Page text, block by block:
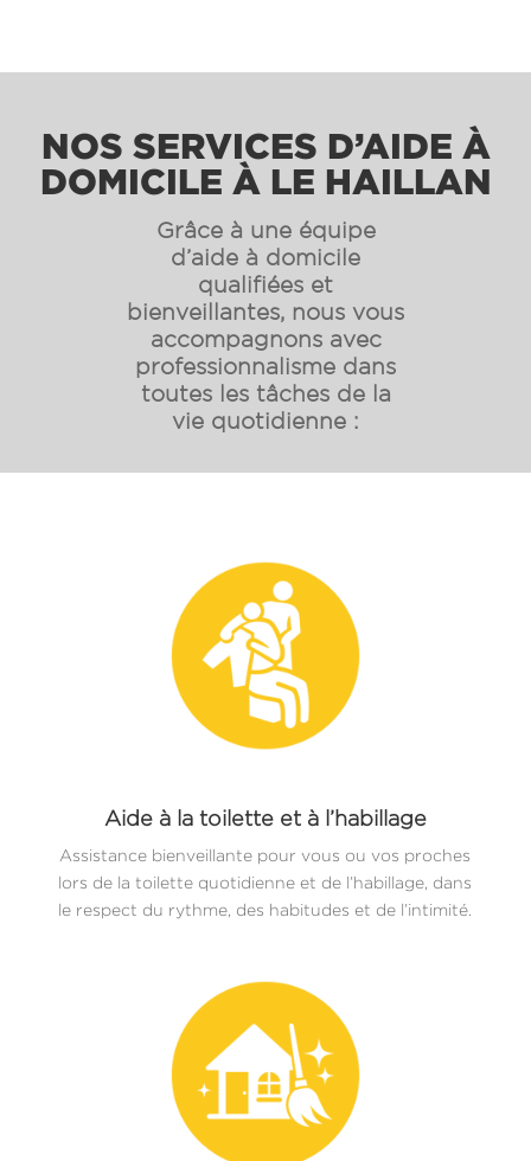
NOS SERVICES D’AIDE À
DOMICILE À LE HAILLAN
Grâce à une équipe
d’aide à domicile
qualifiées et
bienveillantes, nous vous
accompagnons avec
professionnalisme dans
toutes les tâches de la
vie quotidienne :
Aide à la toilette et à l’habillage
Assistance bienveillante pour vous ou vos proches
lors de la toilette quotidienne et de l’habillage, dans
le respect du rythme, des habitudes et de l’intimité.